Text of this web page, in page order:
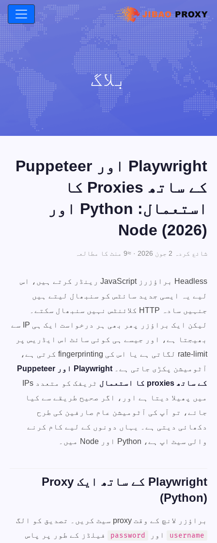
بلاگ
Playwright اور Puppeteer
کے ساتھ Proxies کا
استعمال: Python اور
Node (2026)
شائع کردہ 2 جون 2026 · ≈9 منٹ کا مطالعہ
Headless براؤزرز JavaScript رینڈر کرتے ہیں، اس
لیے یہ ایسی جدید سائٹس کو سنبھال لیتے ہیں
جنہیں سادہ HTTP کلائنٹس نہیں سنبھال سکتے۔
لیکن ایک براؤزر پھر بھی ہر درخواست ایک ہی IP سے
بھیجتا ہے، اور جیسے ہی کوئی سائٹ اس ایڈریس پر
rate-limit لگاتی ہے یا اس کی fingerprinting کرتی ہے،
آٹومیشن پکڑی جاتی ہے۔
Playwright اور Puppeteer
کے ساتھ proxies کا استعمال
ٹریفک کو متعدد IPs
میں پھیلا دیتا ہے اور، اگر صحیح طریقے سے کیا
جائے، تو آپ کی آٹومیشن عام صارفین کی طرح
دکھائی دیتی ہے۔ یہاں دونوں کے لیے کام کرنے
والی سیٹ اپ ہے، Python اور Node میں۔
Playwright کے ساتھ ایک Proxy
(Python)
براؤزر لانچ کے وقت proxy سیٹ کریں۔ تصدیق کو الگ
username
اور password
فیلڈز کے طور پر پاس